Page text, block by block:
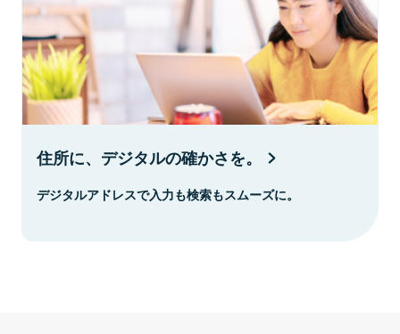
住所に、デジタルの確かさを。
デジタルアドレスで入力も検索もスムーズに。